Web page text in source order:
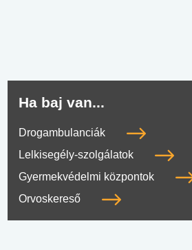
Ha baj van...
Drogambulanciák
Lelkisegély-szolgálatok
Gyermekvédelmi központok
Orvoskereső